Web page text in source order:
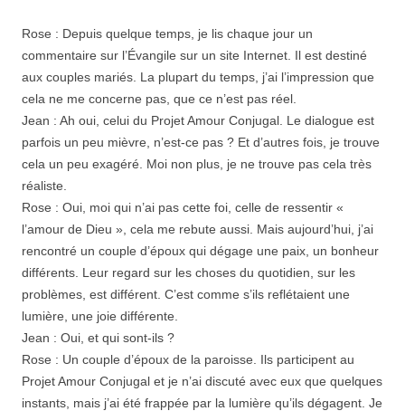
Rose : Depuis quelque temps, je lis chaque jour un
commentaire sur l’Évangile sur un site Internet. Il est destiné
aux couples mariés. La plupart du temps, j’ai l’impression que
cela ne me concerne pas, que ce n’est pas réel.
Jean : Ah oui, celui du Projet Amour Conjugal. Le dialogue est
parfois un peu mièvre, n’est-ce pas ? Et d’autres fois, je trouve
cela un peu exagéré. Moi non plus, je ne trouve pas cela très
réaliste.
Rose : Oui, moi qui n’ai pas cette foi, celle de ressentir «
l’amour de Dieu », cela me rebute aussi. Mais aujourd’hui, j’ai
rencontré un couple d’époux qui dégage une paix, un bonheur
différents. Leur regard sur les choses du quotidien, sur les
problèmes, est différent. C’est comme s’ils reflétaient une
lumière, une joie différente.
Jean : Oui, et qui sont-ils ?
Rose : Un couple d’époux de la paroisse. Ils participent au
Projet Amour Conjugal et je n’ai discuté avec eux que quelques
instants, mais j’ai été frappée par la lumière qu’ils dégagent. Je